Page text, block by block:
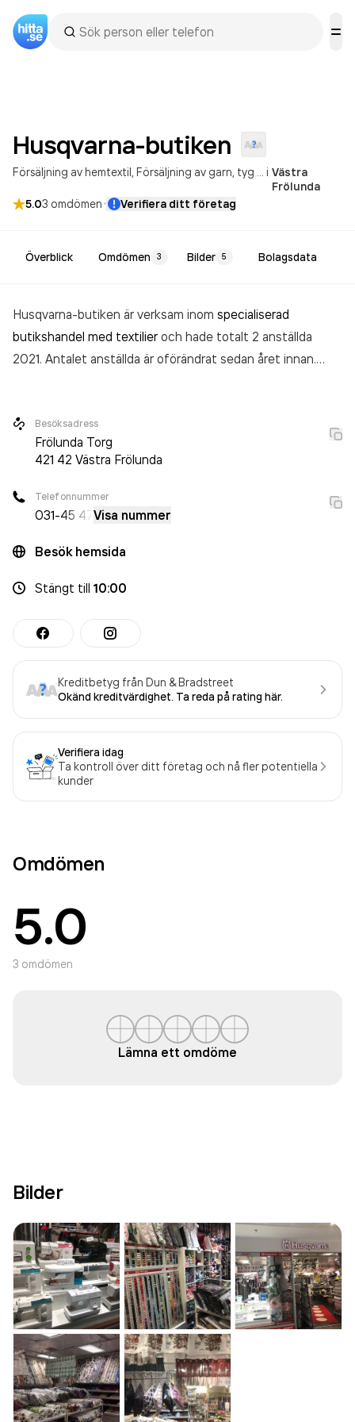
Husqvarna-butiken
Försäljning av hemtextil Försäljning av garn, tyg och sybehör i Västra
Frölunda
5.03 omdömen· Verifiera ditt företag
Överblick Omdömen 3 Bilder 5 Bolagsdata
Husqvarna-butiken är verksam inom specialiserad
butikshandel med textilieroch hade totalt 2 anställda
2021. Antalet anställda är oförändrat sedan året innan.
räkenskapsåret (2021).
Besöksadress
Frölunda Torg
421 42 Västra Frölunda
Telefonnummer
031-45 47 Visa nummer
Besök hemsida
Stängt till 10:00
Kreditbetyg från Dun & Bradstreet
Okänd kreditvärdighet. Ta reda på rating här.
Verifiera idag
Ta kontroll över ditt företag och nå fler potentiella
kunder
Omdömen
5.0
3 omdömen
Lämna ett omdöme
Bilder